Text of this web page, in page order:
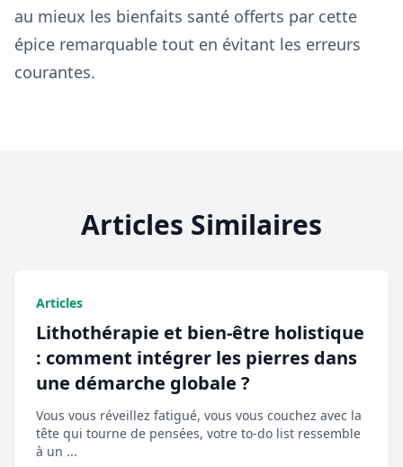
au mieux les bienfaits santé offerts par cette
épice remarquable tout en évitant les erreurs
courantes.
Articles Similaires
Articles
Lithothérapie et bien-être holistique
: comment intégrer les pierres dans
une démarche globale ?
Vous vous réveillez fatigué, vous vous couchez avec la
tête qui tourne de pensées, votre to-do list ressemble
à un ...